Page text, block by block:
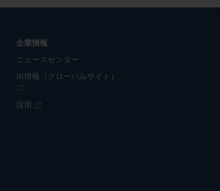
企業情報
ニュースセンター
IR情報（グローバルサイト）
採用